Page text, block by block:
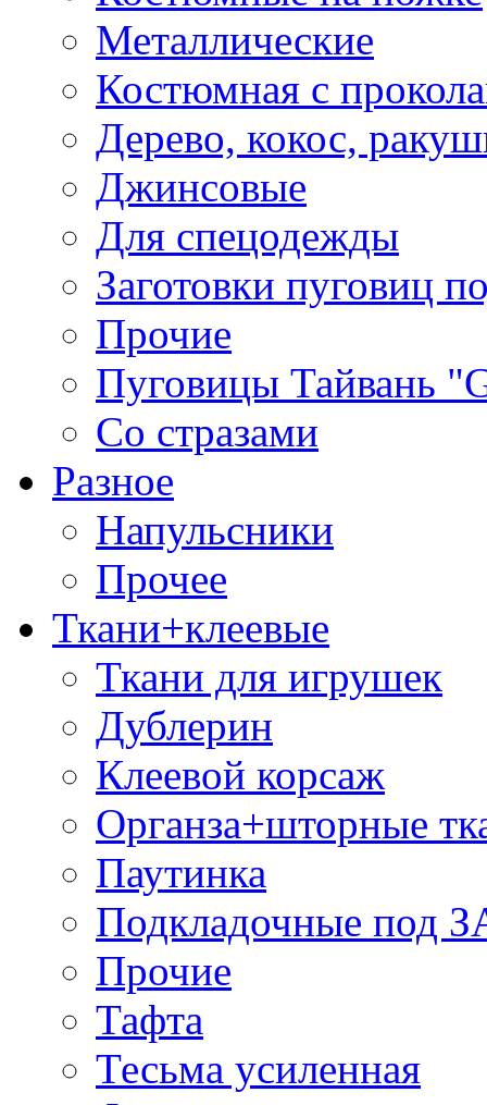
Металлические
Костюмная с
Дерево, кокос,
Джинсовые
Для спецодежды
Заготовки пуговиц
Прочие
Пуговицы Тайвань
Со стразами
Разное
Напульсники
Прочее
Ткани+клеевые
Ткани для игрушек
Дублерин
Клеевой корсаж
Органза+шторные
Паутинка
Подкладочные под
Прочие
Тафта
Тесьма усиленная